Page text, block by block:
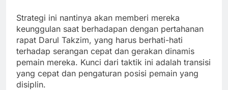
Strategi ini nantinya akan memberi mereka
keunggulan saat berhadapan dengan pertahanan
rapat Darul Takzim, yang harus berhati-hati
terhadap serangan cepat dan gerakan dinamis
pemain mereka. Kunci dari taktik ini adalah transisi
yang cepat dan pengaturan posisi pemain yang
disiplin.